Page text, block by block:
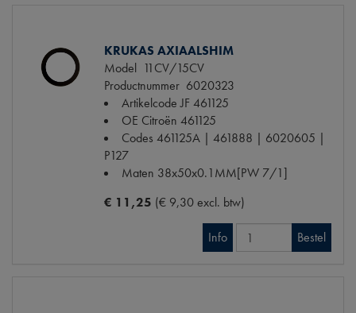
KRUKAS AXIAALSHIM
Model 11CV/15CV
Productnummer 6020323
Artikelcode JF461125
OE Citroën 461125
Codes 461125A | 461888 | 6020605 |
P127
Maten 38x50x0.1MM[PW 7/1]
€ 11,25 (€ 9,30 excl. btw)
Info Bestel